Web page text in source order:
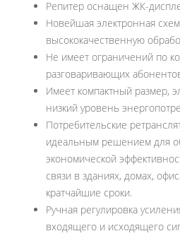
Репитер оснащен ЖК-
Новейшая электронная
высококачественную
Не имеет ограничений по
разговаривающих
Имеет компактный размер,
низкий уровень
Потребительские
идеальным решением для
экономической
связи в зданиях, домах,
кратчайшие сроки.
Ручная регулировка
входящего и исходящего